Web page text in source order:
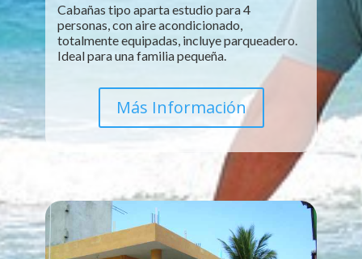
Cabañas tipo aparta estudio para 4
personas, con aire acondicionado,
totalmente equipadas, incluye parqueadero.
Ideal para una familia pequeña.
Más Información